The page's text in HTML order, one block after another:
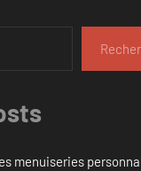
menuiseries